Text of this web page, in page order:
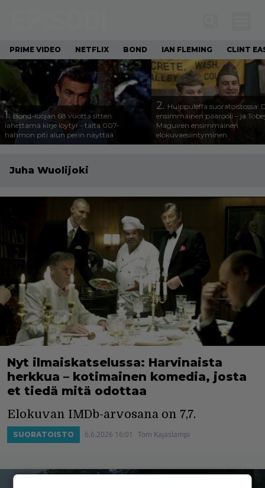
PRIME VIDEO NETFLIX BOND IAN FLEMING CLINT
1. Bond-luojan 68 vuotta sitten
lähettämä kirje löytyi – tältä 007-
hahmon piti alun perin näyttää
2. Huippuleffa suoratoistossa:
ensimmäinen päärooli – ja
Maguiren ensimmäinen
elokuvaesiintyminen
Juha Wuolijoki
Nyt ilmaiskatselussa: Harvinaista
herkkua – kotimainen komedia, josta
et tiedä mitä odottaa
Elokuvan IMDb-arvosana on 7,7.
SUORATOISTO 6.6.2026 16:01 Tom Kajaslampi